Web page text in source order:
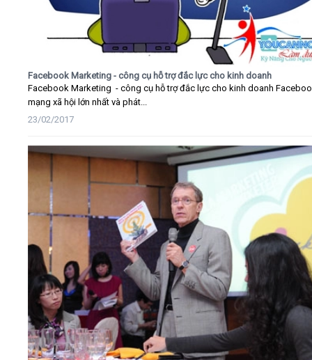
Facebook Marketing - công cụ hỗ trợ đắc lực cho kinh doanh
Facebook Marketing - công cụ hỗ trợ đắc lực cho kinh doanh
mạng xã hội lớn nhất và phát...
23/02/2017